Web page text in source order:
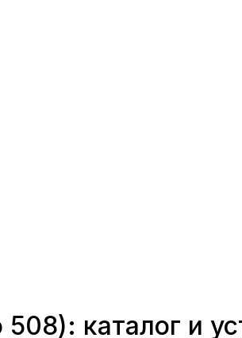
каталог и